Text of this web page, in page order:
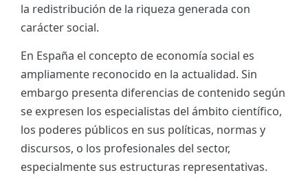
la redistribución de la riqueza generada con
carácter social.
En España el concepto de economía social es
ampliamente reconocido en la actualidad. Sin
embargo presenta diferencias de contenido según
se expresen los especialistas del ámbito científico,
los poderes públicos en sus políticas, normas y
discursos, o los profesionales del sector,
especialmente sus estructuras representativas.